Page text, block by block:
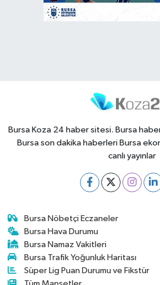
Bursa Koza 24 haber sitesi. Bursa
Bursa son dakika haberleri Bursa
canlı yayınlar
Bursa Nöbetçi Eczaneler
Bursa Hava Durumu
Bursa Namaz Vakitleri
Bursa Trafik Yoğunluk Haritası
Süper Lig Puan Durumu ve Fikstür